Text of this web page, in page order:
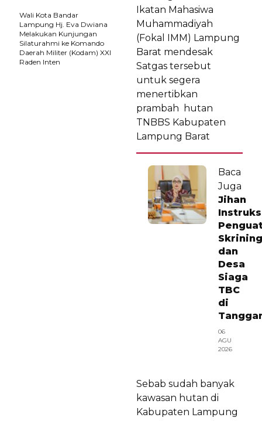
Ikatan Mahasiwa
Muhammadiyah
(Fokal IMM) Lampung
Barat mendesak
Satgas tersebut
untuk segera
menertibkan
prambah hutan
TNBBS Kabupaten
Lampung Barat
Baca
Juga
Jihan
Skrining
dan
Desa
Siaga
TBC
di
06
AGU
2026
Sebab sudah banyak
kawasan hutan di
Kabupaten Lampung
Wali Kota Bandar
Lampung Hj. Eva Dwiana
Melakukan Kunjungan
Silaturahmi ke Komando
Daerah Militer (Kodam) XXI
Raden Inten